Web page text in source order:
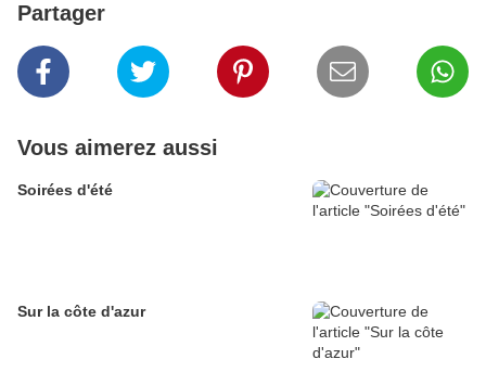
Partager
Vous aimerez aussi
Soirées d'été
Sur la côte d'azur